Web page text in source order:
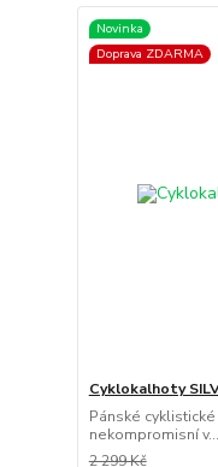
Novinka
Doprava ZDARMA
Cyklokalhoty
Pánské
nekompromisní v...
2 299 Kč